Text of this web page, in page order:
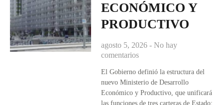
ECONÓMICO Y
PRODUCTIVO
agosto 5, 2026 No hay
comentarios
El Gobierno definió la estructura del
nuevo Ministerio de Desarrollo
Económico y Productivo, que unificará
las funciones de tres carteras de Estado: